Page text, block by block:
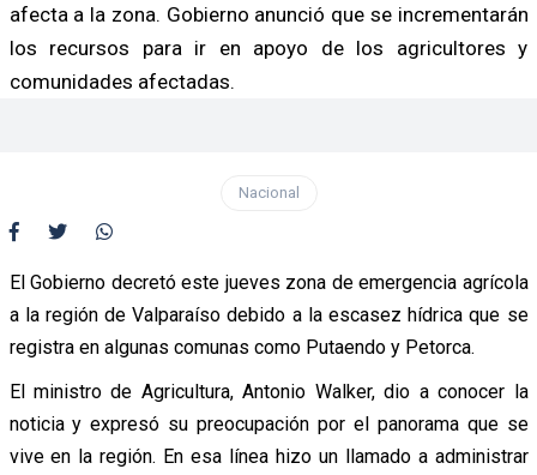
afecta a la zona. Gobierno anunció que se incrementarán
los recursos para ir en apoyo de los agricultores y
comunidades afectadas.
Nacional
El Gobierno decretó este jueves zona de emergencia agrícola
a la región de Valparaíso debido a la escasez hídrica que se
registra en algunas comunas como Putaendo y Petorca.
El ministro de Agricultura, Antonio Walker, dio a conocer la
noticia y expresó su preocupación por el panorama que se
vive en la región. En esa línea hizo un llamado a administrar